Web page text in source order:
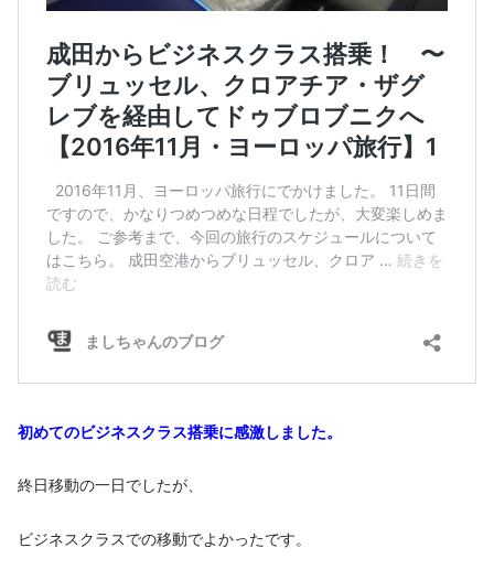
初めてのビジネスクラス搭乗に感激しました。
終日移動の一日でしたが、
ビジネスクラスでの移動でよかったです。